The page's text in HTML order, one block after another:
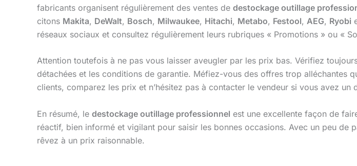
fabricants organisent régulièrement des ventes de destockage outillage
citons Makita, DeWalt, Bosch, Milwaukee, Hitachi, Metabo, Festool, AEG, Ryobi
réseaux sociaux et consultez régulièrement leurs rubriques « Promotions » ou «
Attention toutefois à ne pas vous laisser aveugler par les prix bas. Vérifiez
détachées et les conditions de garantie. Méfiez-vous des offres trop alléchantes
clients, comparez les prix et n’hésitez pas à contacter le vendeur si vous avez un
En résumé, le destockage outillage professionnel est une excellente façon de
réactif, bien informé et vigilant pour saisir les bonnes occasions. Avec un peu
rêvez à un prix raisonnable.